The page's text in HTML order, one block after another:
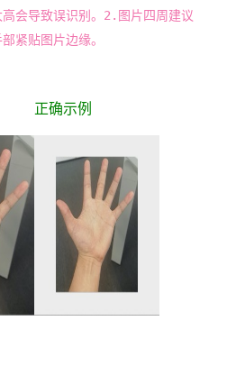
会导致误识别。2.图片四周建议
紧贴图片边缘。
正确示例